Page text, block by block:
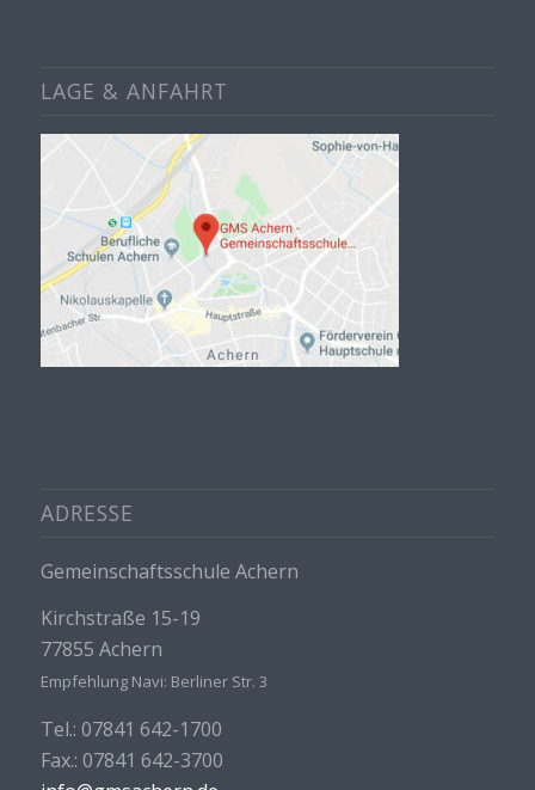
LAGE & ANFAHRT
ADRESSE
Gemeinschaftsschule Achern
Kirchstraße 15-19
77855 Achern
Empfehlung Navi: Berliner Str. 3
Tel.: 07841 642-1700
Fax.: 07841 642-3700